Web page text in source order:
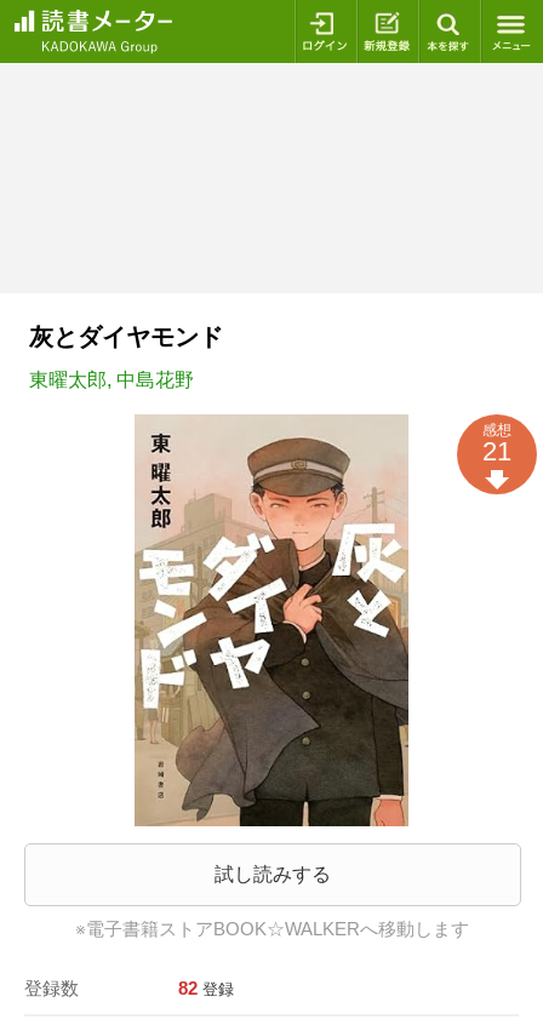
ログイン 新規登録
灰とダイヤモンド
東曜太郎, 中島花野
試し読みする
※電子書籍ストアBOOK☆WALKERへ移動します
登録数 82 登録
感想
21